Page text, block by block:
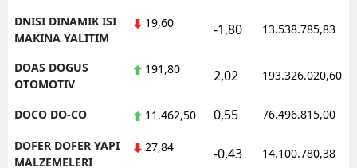
DNISI DINAMIK ISI
MAKINA YALITIM
19,60 -1,80 13.538.785,83
DOAS DOGUS
OTOMOTIV
191,80 2,02 193.326.020,60
DOCO DO-CO 11.462,50 0,55 76.496.815,00
DOFER DOFER YAPI
MALZEMELERI
27,84 -0,43 14.100.780,38